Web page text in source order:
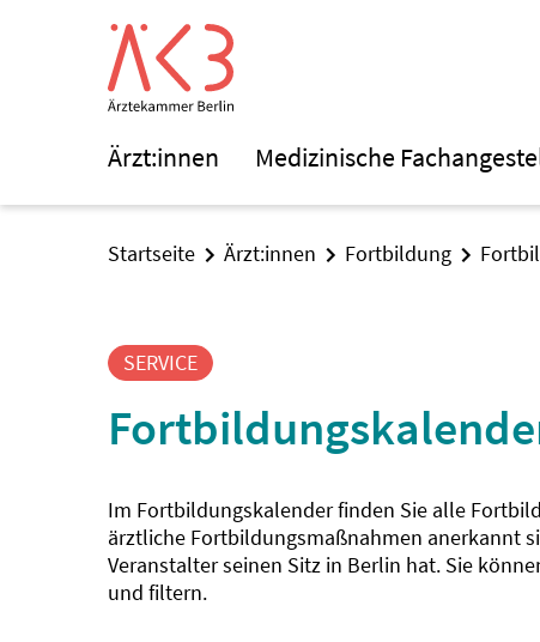
Ärzt:innen Medizinische
Startseite Ärzt:innen Fortbildung
SERVICE
Im Fortbildungskalender finden Sie alle
ärztliche Fortbildungsmaßnahmen anerkannt
Veranstalter seinen Sitz in Berlin hat. Sie
und filtern.